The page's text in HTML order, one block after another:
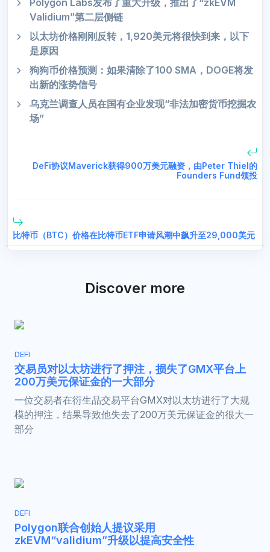
Polygon Labs发布了重大升级，推出了“zkEVM
Validium”第二层侧链
以太坊价格刚刚反转，1,920美元将很快到来，以下
是原因
狗狗币价格预测：如果清除了100 SMA，DOGE将发
出新的涨势信号
乌克兰调查人员在国有企业发现“非法加密货币挖掘农
场”
DeFi协议Maverick获得900万美元融资，由Peter Thiel的
Founders Fund领投
比特币（BTC）价格在比特币ETF申请风潮中飙升至29,000美元
Discover more
DEFI
交易员对以太坊进行了押注，损失了GMX平台上
200万美元保证金的一大部分
一位交易者在衍生品交易平台GMX对以太坊进行了大规
模的押注，结果导致他失去了200万美元保证金的很大一
部分
DEFI
Polygon联合创始人提议采用
zkEVM“validium”升级以提高安全性